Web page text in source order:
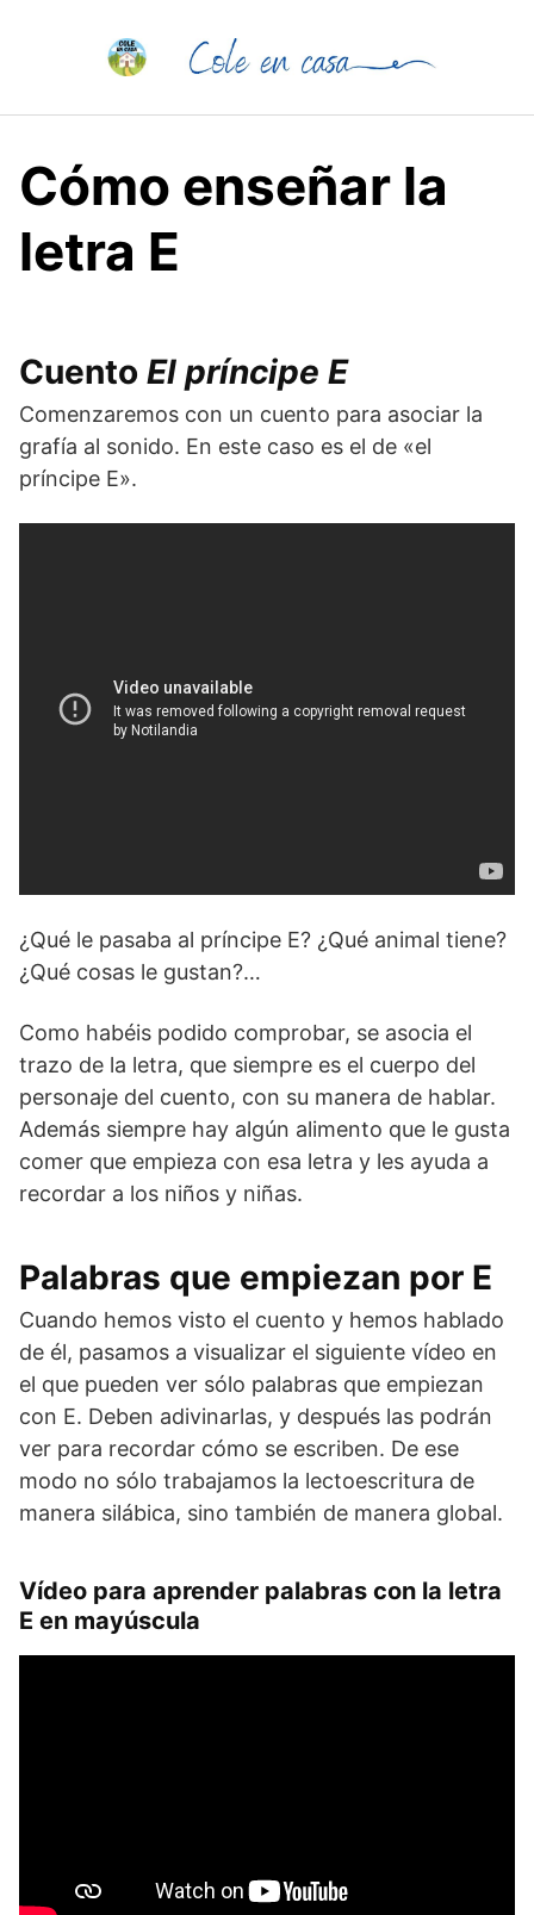
Cómo enseñar la
letra E
Cuento El príncipe E
Comenzaremos con un cuento para asociar la
grafía al sonido. En este caso es el de «el
príncipe E».
¿Qué le pasaba al príncipe E? ¿Qué animal tiene?
¿Qué cosas le gustan?…
Como habéis podido comprobar, se asocia el
trazo de la letra, que siempre es el cuerpo del
personaje del cuento, con su manera de hablar.
Además siempre hay algún alimento que le gusta
comer que empieza con esa letra y les ayuda a
recordar a los niños y niñas.
Palabras que empiezan por E
Cuando hemos visto el cuento y hemos hablado
de él, pasamos a visualizar el siguiente vídeo en
el que pueden ver sólo palabras que empiezan
con E. Deben adivinarlas, y después las podrán
ver para recordar cómo se escriben. De ese
modo no sólo trabajamos la lectoescritura de
manera silábica, sino también de manera global.
Vídeo para aprender palabras con la letra
E en mayúscula